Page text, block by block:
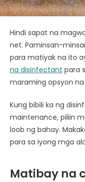
Hindi sapat na
net. Paminsan-
para matiyak na ito
na disinfectant para
maraming opsyon
Kung bibili ka ng
maintenance, piliin
loob ng bahay.
para sa iyong mga
Matibay na